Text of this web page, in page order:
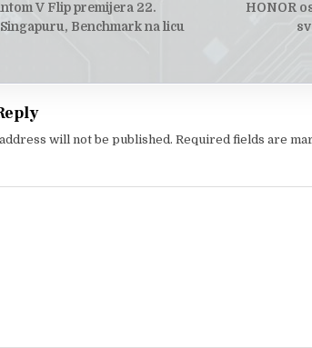
HONOR
V Flip premijera 22.
Benchmark na licu
will not be published. Required fields are